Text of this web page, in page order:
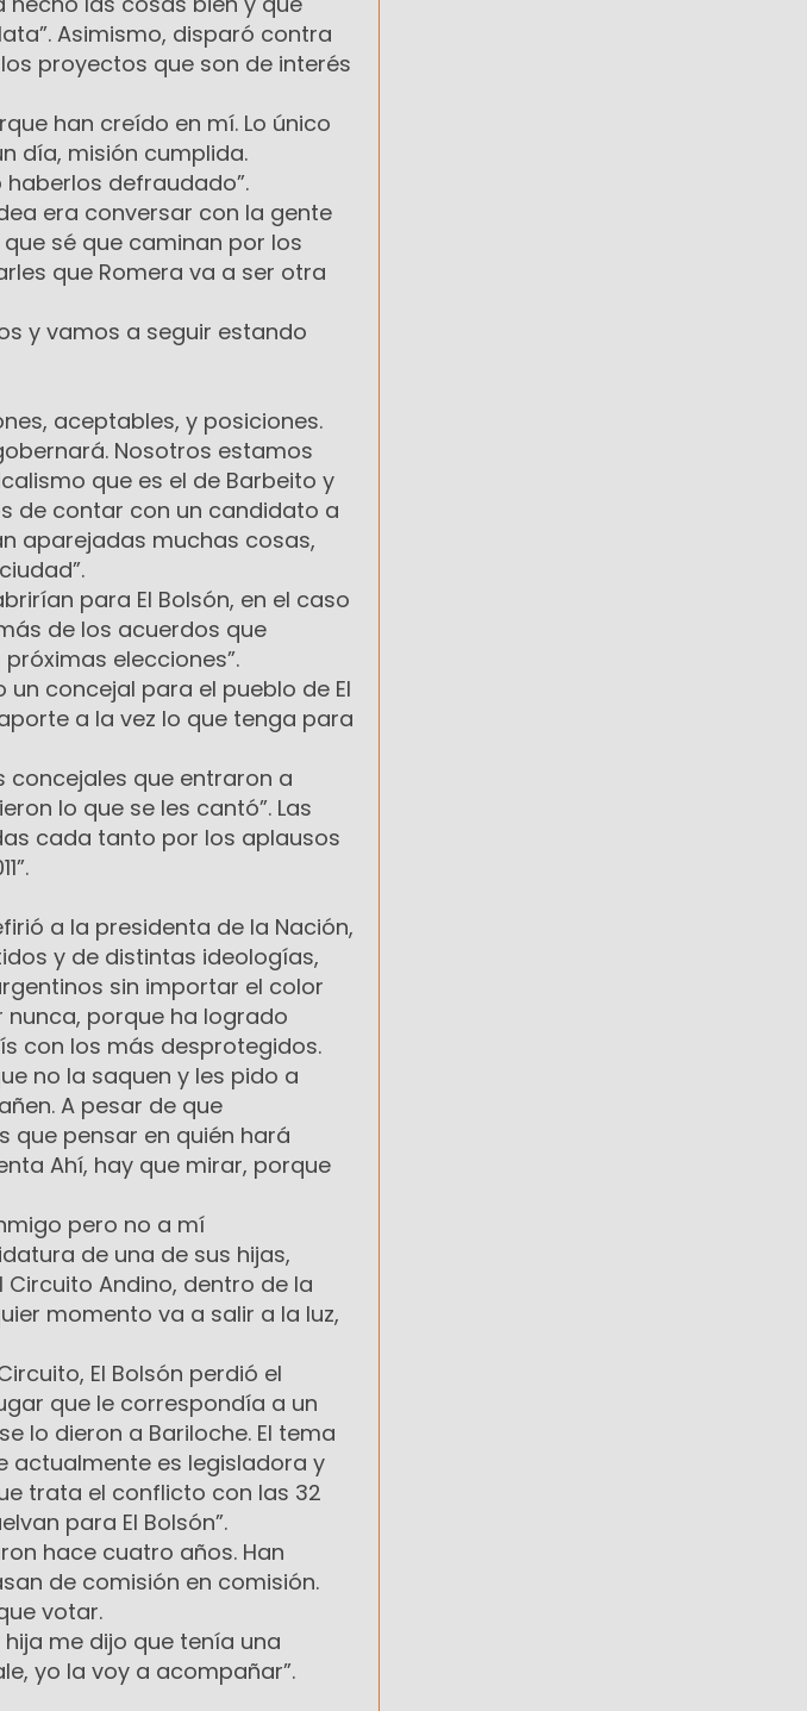
Asimismo, disparó contra
proyectos que son de interés
han creído en mí. Lo único
día, misión cumplida.
defraudado”.
era conversar con la gente
sé que caminan por los
que Romera va a ser otra
y vamos a seguir estando
aceptables, y posiciones.
Nosotros estamos
que es el de Barbeito y
de contar con un candidato a
aparejadas muchas cosas,
para El Bolsón, en el caso
de los acuerdos que
elecciones”.
concejal para el pueblo de El
a la vez lo que tenga para
concejales que entraron a
lo que se les cantó”. Las
cada tanto por los aplausos
a la presidenta de la Nación,
y de distintas ideologías,
sin importar el color
porque ha logrado
con los más desprotegidos.
no la saquen y les pido a
A pesar de que
que pensar en quién hará
Ahí, hay que mirar, porque
pero no a mí
de una de sus hijas,
Andino, dentro de la
momento va a salir a la luz,
El Bolsón perdió el
que le correspondía a un
lo dieron a Bariloche. El tema
actualmente es legisladora y
trata el conflicto con las 32
para El Bolsón”.
hace cuatro años. Han
de comisión en comisión.
votar.
me dijo que tenía una
yo la voy a acompañar”.